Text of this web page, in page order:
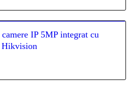
IP 5MP integrat cu
Hikvision